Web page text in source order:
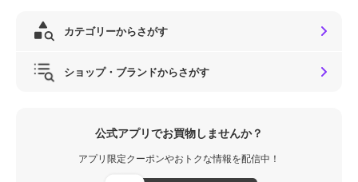
カテゴリーからさがす
ショップ・ブランドからさがす
公式アプリでお買物しませんか？
アプリ限定クーポンやおトクな情報を配信中！